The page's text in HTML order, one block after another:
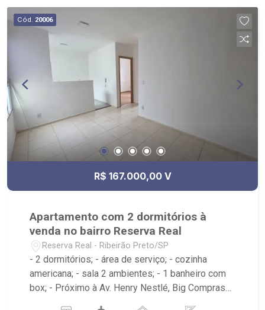
Cód. 20006
R$ 167.000,00 V
Apartamento com 2 dormitórios à
venda no bairro Reserva Real
Reserva Real - Ribeirão Preto/SP
- 2 dormitórios; - área de serviço; - cozinha
americana; - sala 2 ambientes; - 1 banheiro com
box; - Próximo à Av. Henry Nestlé, Big Compras